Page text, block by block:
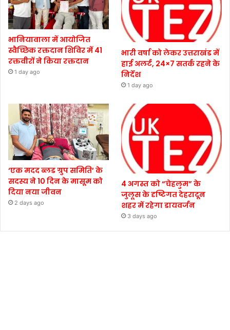
भानियावाला में आयोजित
स्वैच्छिक रक्तदान शिविर में 41
रक्तवीरों ने किया रक्तदान
1 day ago
भारी वर्षा को लेकर उत्तराखंड में
हाई अलर्ट, 24×7 सतर्क रहने के
निर्देश
1 day ago
‘एक मदद ब्लड ग्रुप समिति’ के
सदस्य ने 10 दिन के मासूम को
दिया नया जीवन
2 days ago
4 अगस्त को “चेहलुम” के
जुलूस के दृष्टिगत देहरादून
शहर में रहेगा डायवर्जन
3 days ago